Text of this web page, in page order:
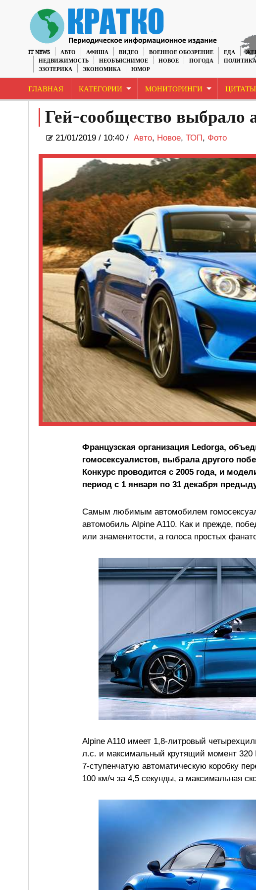
IT NEWS АВТО АФИША ВИДЕО ВОЕННОЕ ОБОЗРЕНИЕ ЕДА
НЕДВИЖИМОСТЬ
НЕОБЪЯСНИМОЕ НОВОЕ ПОГОДА ПОЛИТИКА
ЭЗОТЕРИКА
ЭКОНОМИКА ЮМОР
ГЛАВНАЯ КАТЕГОРИИ МОНИТОРИНГИ ЦИТАТЫ
Гей-сообщество выбрало
21/01/2019/ 10:40 / Авто, Новое, ТОП, Фото
Французская организация Ledorga,
гомосексуалистов, выбрала другого
Конкурс проводится с 2005 года, и
период с 1 января по 31 декабря
Самым любимым автомобилем
автомобиль Alpine A110. Как и прежде,
или знаменитости, а голоса простых
Alpine A110 имеет 1,8-литровый
л.с. и максимальный крутящий момент 320
7-ступенчатую автоматическую коробку
100 км/ч за 4,5 секунды, а максимальная